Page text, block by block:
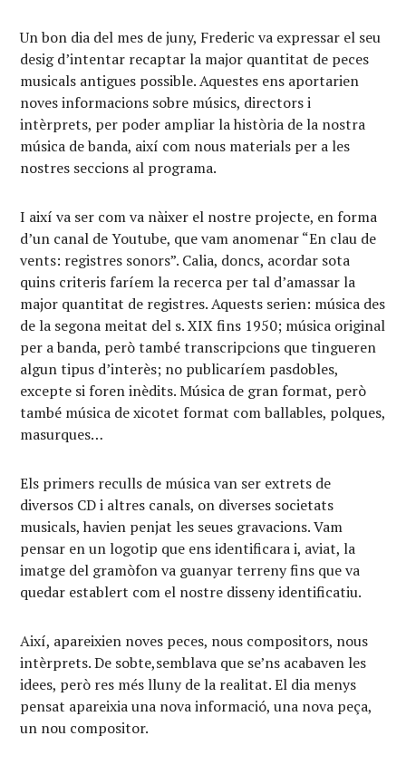
Un bon dia del mes de juny, Frederic va expressar el seu
desig d’intentar recaptar la major quantitat de peces
musicals antigues possible. Aquestes ens aportarien
noves informacions sobre músics, directors i
intèrprets, per poder ampliar la història de la nostra
música de banda, així com nous materials per a les
nostres seccions al programa.
I així va ser com va nàixer el nostre projecte, en forma
d’un canal de Youtube, que vam anomenar “En clau de
vents: registres sonors”. Calia, doncs, acordar sota
quins criteris faríem la recerca per tal d’amassar la
major quantitat de registres. Aquests serien: música des
de la segona meitat del s. XIX fins 1950; música original
per a banda, però també transcripcions que tingueren
algun tipus d’interès; no publicaríem pasdobles,
excepte si foren inèdits. Música de gran format, però
també música de xicotet format com ballables, polques,
masurques…
Els primers reculls de música van ser extrets de
diversos CD i altres canals, on diverses societats
musicals, havien penjat les seues gravacions. Vam
pensar en un logotip que ens identificara i, aviat, la
imatge del gramòfon va guanyar terreny fins que va
quedar establert com el nostre disseny identificatiu.
Així, apareixien noves peces, nous compositors, nous
intèrprets. De sobte,semblava que se’ns acabaven les
idees, però res més lluny de la realitat. El dia menys
pensat apareixia una nova informació, una nova peça,
un nou compositor.